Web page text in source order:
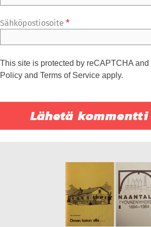
Sähköpostiosoite *
This site is protected by reCAPTCHA and
Policy and Terms of Service apply.